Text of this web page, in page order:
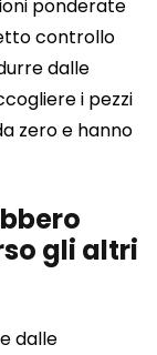
ponderate
controllo
dalle
i pezzi
zero e hanno
gli altri
dalle